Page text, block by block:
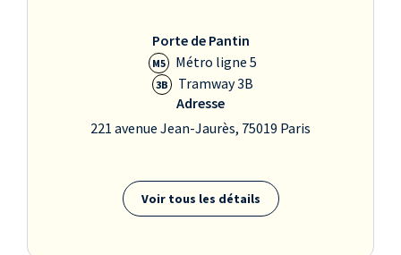
Porte de Pantin
M5 Métro ligne 5
3B
Tramway 3B
Adresse
221 avenue Jean-Jaurès, 75019 Paris
Voir tous les détails